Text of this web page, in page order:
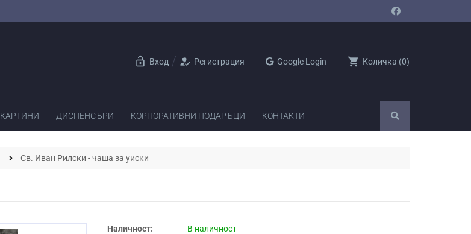
lock_open Вход how_to_reg Регистрация Google Login shopping_cart Количка (0)
КАРТИНИ ДИСПЕНСЪРИ КОРПОРАТИВНИ ПОДАРЪЦИ КОНТАКТИ
Св. Иван Рилски - чаша за уиски
Наличност:
В наличност